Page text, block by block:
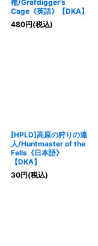
檻/Grafdigger's
Cage《英語》【DKA】
480円(税込)
[HPLD]高原の狩りの達
人/Huntmaster of the
Fells《日本語》
【DKA】
30円(税込)